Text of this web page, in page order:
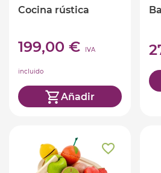
Cocina rústica
199,00 € IVA
incluido
Añadir